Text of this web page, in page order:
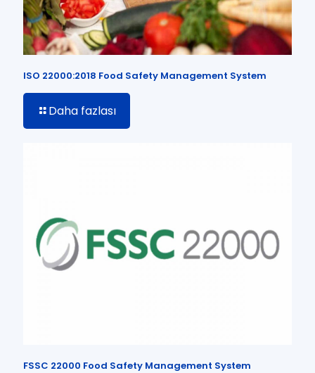
ISO 22000:2018 Food Safety Management System
Daha fazlası
FSSC 22000 Food Safety Management System